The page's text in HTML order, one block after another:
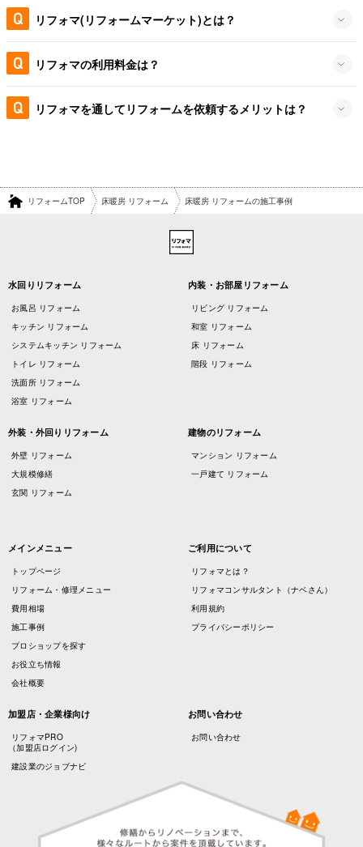
リフォマ(リフォームマーケット)とは？
リフォマの利用料金は？
リフォマを通してリフォームを依頼するメリットは？
リフォームTOP 床暖房 リフォーム 床暖房 リフォームの施工事例
水回りリフォーム
お風呂 リフォーム
キッチン リフォーム
システムキッチン リフォーム
トイレ リフォーム
洗面所 リフォーム
浴室 リフォーム
内装・お部屋リフォーム
リビング リフォーム
和室 リフォーム
床 リフォーム
階段 リフォーム
外装・外回りリフォーム
外壁 リフォーム
大規模修繕
玄関 リフォーム
建物のリフォーム
マンション リフォーム
一戸建て リフォーム
メインメニュー
トップページ
リフォーム・修理メニュー
費用相場
施工事例
プロショップを探す
お役立ち情報
会社概要
ご利用について
リフォマとは？
リフォマコンサルタント（ナベさん）
利用規約
プライバシーポリシー
加盟店・企業様向け
リフォマPRO
（加盟店ログイン)
建設業のジョブナビ
お問い合わせ
お問い合わせ